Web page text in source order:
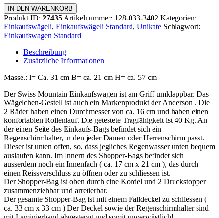
Einkaufswagen
Standard
Menge
IN DEN WARENKORB
Produkt ID: 27435 Artikelnummer: 128-033-3402 Kategorien:
Einkaufswägeli, Einkaufswägeli Standard, Unikate Schlagwort:
Einkaufswagen Standard
Beschreibung
Zusätzliche Informationen
Masse.: l= Ca. 31 cm B= ca. 21 cm H= ca. 57 cm
Der Swiss Mountain Einkaufswagen ist am Griff umklappbar. Das
Wägelchen-Gestell ist auch ein Markenprodukt der Anderson . Die
2 Räder haben einen Durchmesser von ca. 16 cm und haben einen
konfortablen Rollenlauf. Die getestete Tragfähigkeit ist 40 Kg. An
der einen Seite des Einkaufs-Bags befindet sich ein
Regenschirmhalter, in den jeder Damen oder Herrenschirm passt.
Dieser ist unten offen, so, dass jegliches Regenwasser unten bequem
auslaufen kann. Im Innern des Shopper-Bags befindet sich
ausserdem noch ein Innenfach ( ca. 17 cm x 21 cm ), das durch
einen Reissverschluss zu öffnen oder zu schliessen ist.
Der Shopper-Bag ist oben durch eine Kordel und 2 Druckstopper
zusammenziehbar und arretierbar.
Der gesamte Shopper-Bag ist mit einem Falldeckel zu schliessen (
ca. 33 cm x 33 cm ) Der Deckel sowie der Regenschirmhalter sind